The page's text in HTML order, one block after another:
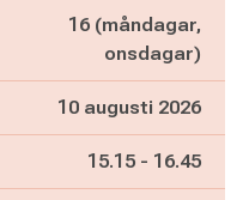
16 (måndagar,
onsdagar)
10 augusti 2026
Pågår mellan
15.15 - och
16.45